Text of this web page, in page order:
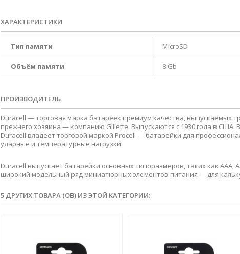
ХАРАКТЕРИСТИКИ
Тип памяти MicroSD
Объём памяти 8 Gb
ПРОИЗВОДИТЕЛЬ
Duracell — торговая марка батареек премиум качества, выпускаемых
прежнего хозяина — компанию Gillette. Выпускаются с 1930 года в
Duracell владеет торговой маркой Procell — батарейки для
ударные и температурные нагрузки.
Duracell выпускает батарейки основных типоразмеров, таких как
широкий модельный ряд миниатюрных элементов питания — для
5 ДРУГИХ ТОВАРА (ОВ) ИЗ ЭТОЙ КАТЕГОРИИ: